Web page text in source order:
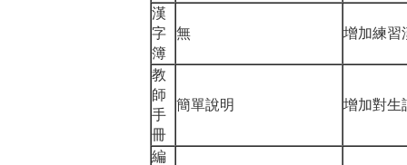
漢
字
簿
無 增加練習
教
師
手
冊
簡單說明 增加對生
編